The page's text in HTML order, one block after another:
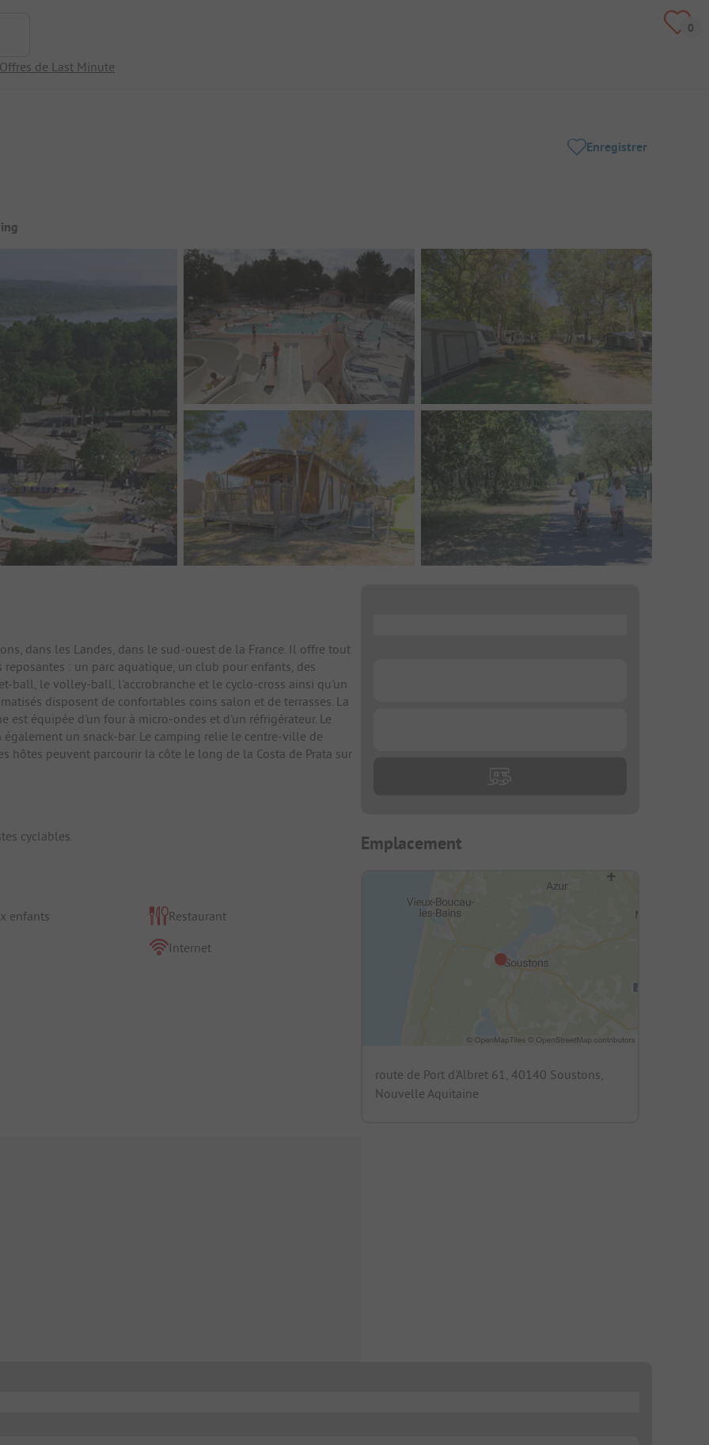
Offres de Last Minute
Enregistrer
dans les Landes, dans le sud-ouest de la France. Il offre tout
: un parc aquatique, un club pour enfants, des
ball, le volley-ball, l'accrobranche et le cyclo-cross ainsi qu'un
disposent de confortables coins salon et de terrasses. La
est équipée d'un four à micro-ondes et d'un réfrigérateur. Le
un snack-bar. Le camping relie le centre-ville de
hôtes peuvent parcourir la côte le long de la Costa de Prata sur
cyclables.
enfants
Restaurant
Internet
Emplacement
route de Port d'Albret 61, 40140 Soustons,
Nouvelle Aquitaine